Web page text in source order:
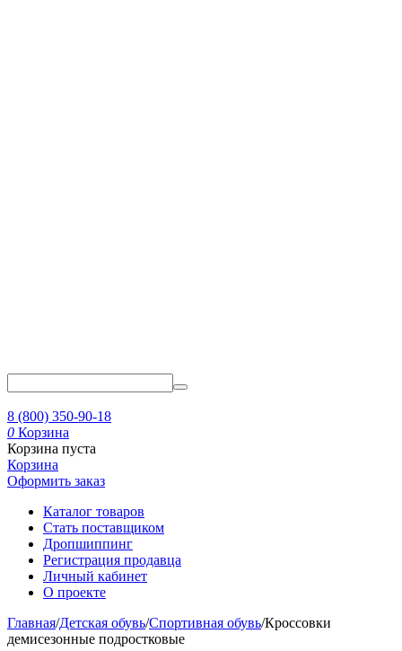
8 (800) 350-90-18
0 Корзина
Корзина пуста
Корзина
Оформить заказ
Каталог товаров
Стать поставщиком
Дропшиппинг
Регистрация продавца
Личный кабинет
О проекте
Главная/Детская обувь/Спортивная обувь/Кроссовки
демисезонные подростковые